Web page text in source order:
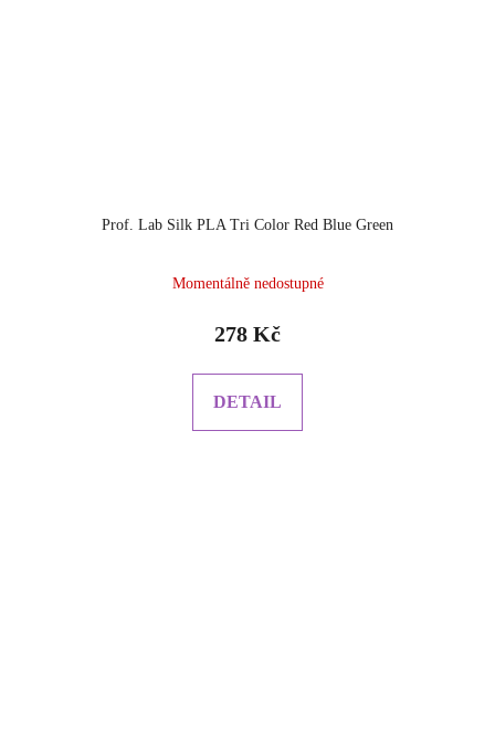
Prof. Lab Silk PLA Tri Color Red Blue Green
Momentálně nedostupné
278 Kč
DETAIL